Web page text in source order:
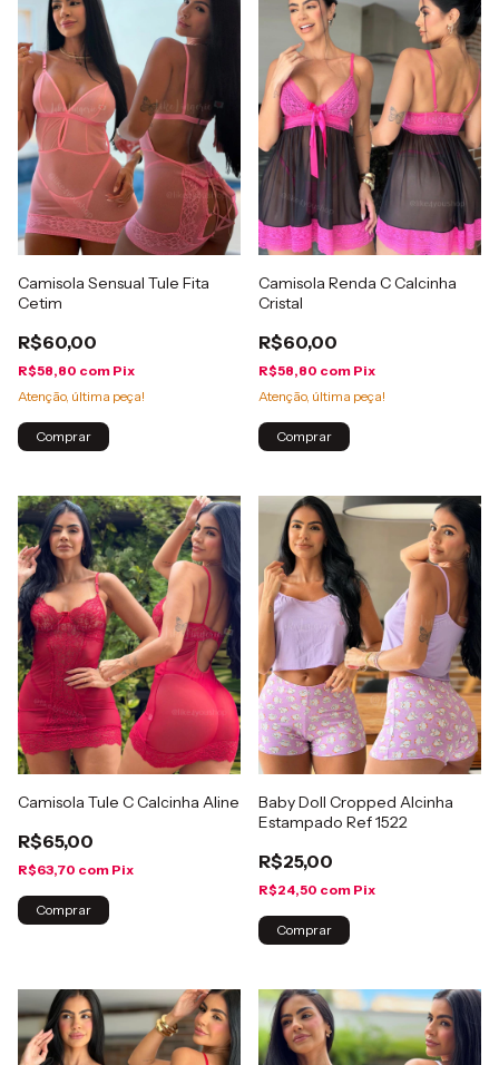
Camisola Sensual Tule Fita
Cetim
R$60,00
R$58,80 com Pix
Atenção, última peça!
Comprar
Camisola Renda C Calcinha
Cristal
R$60,00
R$58,80 com Pix
Atenção, última peça!
Comprar
Camisola Tule C Calcinha Aline
R$65,00
R$63,70 com Pix
Comprar
Baby Doll Cropped Alcinha
Estampado Ref 1522
R$25,00
R$24,50 com Pix
Comprar